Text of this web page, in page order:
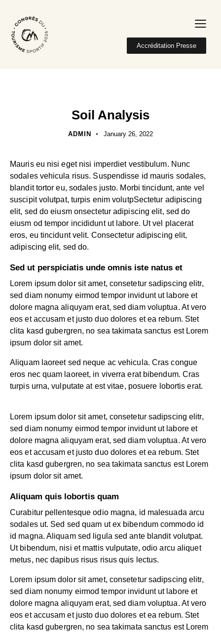
Accréditation Presse
Soil Analysis
ADMIN January 26, 2022
Mauris eu nisi eget nisi imperdiet vestibulum. Nunc
sodales vehicula risus. Suspendisse id mauris sodales,
blandit tortor eu, sodales justo. Morbi tincidunt, ante vel
suscipit volutpat, turpis enim volutpSectetur adipiscing
elit, sed do eiusm onsectetur adipiscing elit, sed do
eiusm od tempor incididunt ut labore. Ut vel placerat
eros, eu tincidunt velit. Consectetur adipiscing elit,
adipiscing elit, sed do.
Sed ut perspiciatis unde omnis iste natus et
Lorem ipsum dolor sit amet, consetetur sadipscing elitr,
sed diam nonumy eirmod tempor invidunt ut labore et
dolore magna aliquyam erat, sed diam voluptua. At vero
eos et accusam et justo duo dolores et ea rebum. Stet
clita kasd gubergren, no sea takimata sanctus est Lorem
ipsum dolor sit amet.
Aliquam laoreet sed neque ac vehicula. Cras congue
eros nec quam laoreet, in viverra erat bibendum. Cras
turpis urna, vulputate at est vitae, posuere lobortis erat.
Lorem ipsum dolor sit amet, consetetur sadipscing elitr,
sed diam nonumy eirmod tempor invidunt ut labore et
dolore magna aliquyam erat, sed diam voluptua. At vero
eos et accusam et justo duo dolores et ea rebum. Stet
clita kasd gubergren, no sea takimata sanctus est Lorem
ipsum dolor sit amet.
Aliquam quis lobortis quam
Curabitur pellentesque odio magna, id malesuada arcu
sodales ut. Sed sed quam ut ex bibendum commodo id
id magna. Aliquam sed ligula sed ante blandit volutpat.
Ut bibendum, nisi et mattis vulputate, odio arcu aliquet
metus, nec dapibus risus risus quis lectus.
Lorem ipsum dolor sit amet, consetetur sadipscing elitr,
sed diam nonumy eirmod tempor invidunt ut labore et
dolore magna aliquyam erat, sed diam voluptua. At vero
eos et accusam et justo duo dolores et ea rebum. Stet
clita kasd gubergren, no sea takimata sanctus est Lorem